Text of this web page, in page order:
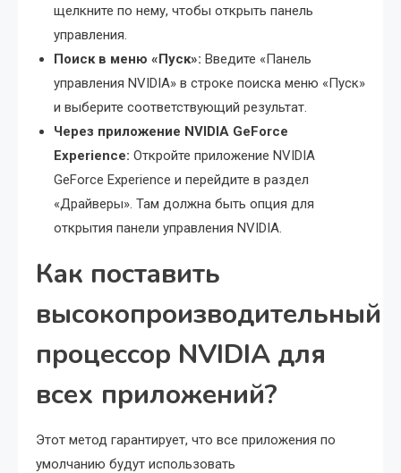
щелкните по нему, чтобы открыть панель
управления.
Поиск в меню «Пуск»: Введите «Панель
управления NVIDIA» в строке поиска меню «Пуск»
и выберите соответствующий результат.
Через приложение NVIDIA GeForce
Experience: Откройте приложение NVIDIA
GeForce Experience и перейдите в раздел
«Драйверы». Там должна быть опция для
открытия панели управления NVIDIA.
Как поставить
высокопроизводительный
процессор NVIDIA для
всех приложений?
Этот метод гарантирует, что все приложения по
умолчанию будут использовать